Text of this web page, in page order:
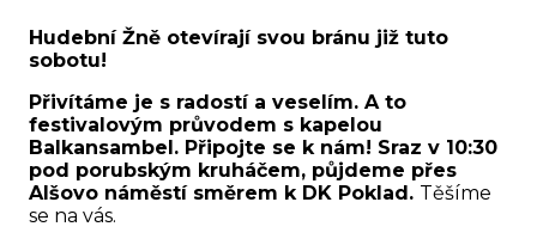
Hudební Žně otevírají svou bránu již tuto
sobotu!
Přivítáme je s radostí a veselím. A to
festivalovým průvodem s kapelou
Balkansambel. Připojte se k nám! Sraz v 10:30
pod porubským kruháčem, půjdeme přes
Alšovo náměstí směrem k DK Poklad. Těšíme
se na vás.